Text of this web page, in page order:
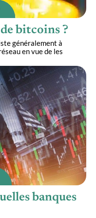
bitcoins ?
généralement à
en vue de les
banques